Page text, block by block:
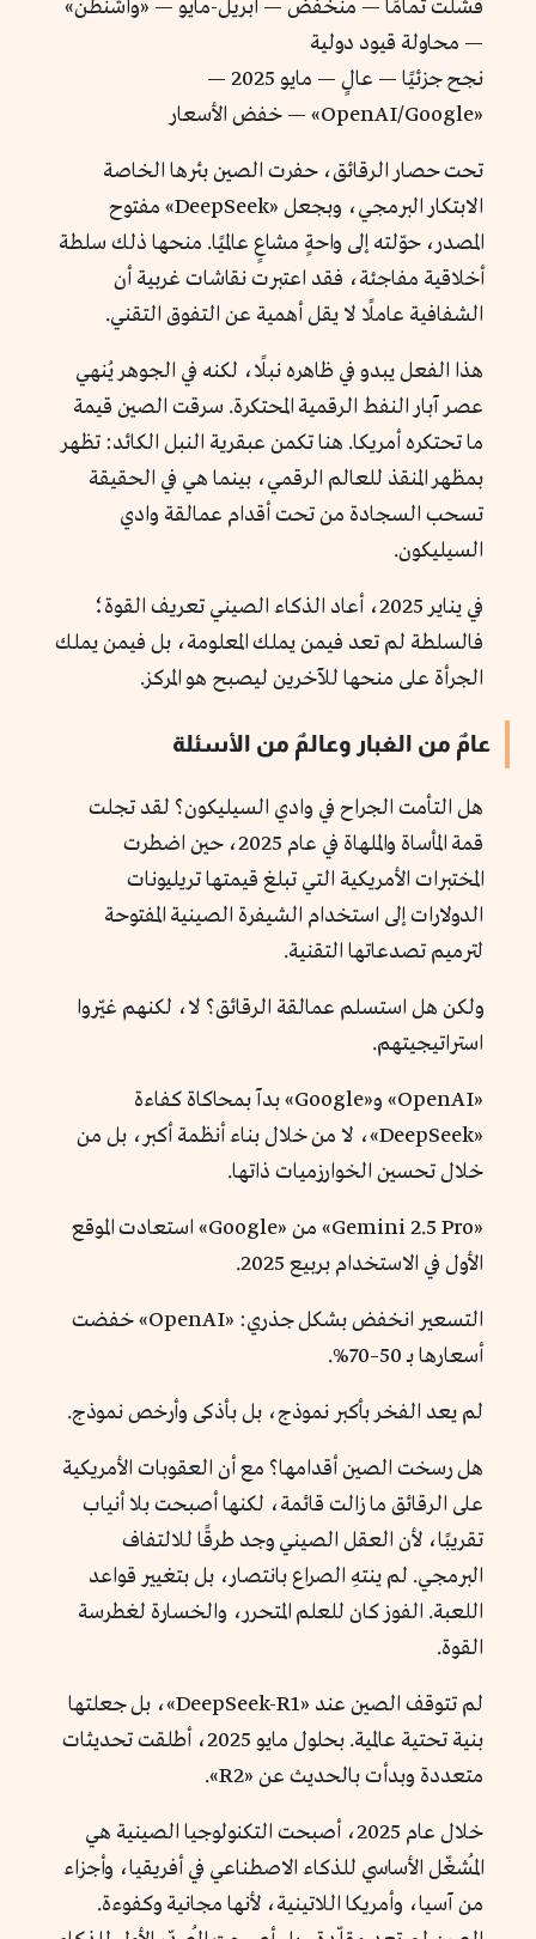
فشلت تمامًا — منخفض — أبريل-مايو — «واشنطن»
— محاولة قيود دولية
نجح جزئيًا — عالٍ — مايو 2025 —
«OpenAI/Google» — خفض الأسعار
تحت حصار الرقائق، حفرت الصين بئرها الخاصة
الابتكار البرمجي، وبجعل «DeepSeek» مفتوح
المصدر، حوّلته إلى واحةٍ مشاعٍ عالميًا. منحها ذلك سلطة
أخلاقية مفاجئة، فقد اعتبرت نقاشات غربية أن
الشفافية عاملًا لا يقل أهمية عن التفوق التقني.
هذا الفعل يبدو في ظاهره نبلًا، لكنه في الجوهر يُنهي
عصر آبار النفط الرقمية المحتكرة. سرقت الصين قيمة
ما تحتكره أمريكا. هنا تكمن عبقرية النبل الكائد: تظهر
بمظهر المنقذ للعالم الرقمي، بينما هي في الحقيقة
تسحب السجادة من تحت أقدام عمالقة وادي
السيليكون.
في يناير 2025، أعاد الذكاء الصيني تعريف القوة؛
فالسلطة لم تعد فيمن يملك المعلومة، بل فيمن يملك
الجرأة على منحها للآخرين ليصبح هو المركز.
عامٌ من الغبار وعالمٌ من الأسئلة
هل التأمت الجراح في وادي السيليكون؟ لقد تجلت
قمة المأساة والملهاة في عام 2025، حين اضطرت
المختبرات الأمريكية التي تبلغ قيمتها تريليونات
الدولارات إلى استخدام الشيفرة الصينية المفتوحة
لترميم تصدعاتها التقنية.
ولكن هل استسلم عمالقة الرقائق؟ لا، لكنهم غيّروا
استراتيجيتهم.
«OpenAI» و«Google» بدآ بمحاكاة كفاءة
«DeepSeek»، لا من خلال بناء أنظمة أكبر، بل من
خلال تحسين الخوارزميات ذاتها.
«Gemini 2.5 Pro» من «Google» استعادت الموقع
الأول في الاستخدام بربيع 2025.
التسعير انخفض بشكل جذري: «OpenAI» خفضت
أسعارها بـ 50–70%.
لم يعد الفخر بأكبر نموذج، بل بأذكى وأرخص نموذج.
هل رسخت الصين أقدامها؟ مع أن العقوبات الأمريكية
على الرقائق ما زالت قائمة، لكنها أصبحت بلا أنياب
تقريبًا، لأن العقل الصيني وجد طرقًا للالتفاف
البرمجي. لم ينتهِ الصراع بانتصار، بل بتغيير قواعد
اللعبة. الفوز كان للعلم المتحرر، والخسارة لغطرسة
القوة.
لم تتوقف الصين عند «DeepSeek-R1»، بل جعلتها
بنية تحتية عالمية. بحلول مايو 2025، أطلقت تحديثات
متعددة وبدأت بالحديث عن «R2».
خلال عام 2025، أصبحت التكنولوجيا الصينية هي
المُشغّل الأساسي للذكاء الاصطناعي في أفريقيا، وأجزاء
من آسيا، وأمريكا اللاتينية، لأنها مجانية وكفوءة.